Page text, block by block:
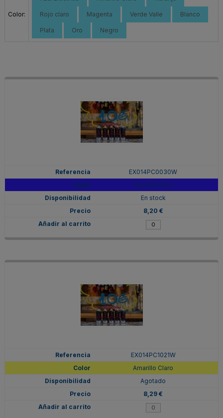
Color: Rojo claro Magenta Verde Valle Blanco
Plata Oro Negro
EX014PC0030W
Azul Electrico
En stock
8,20 €
EX014PC1021W
Amarillo Claro
Agotado
8,29 €